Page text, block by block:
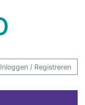
Inloggen / Registreren